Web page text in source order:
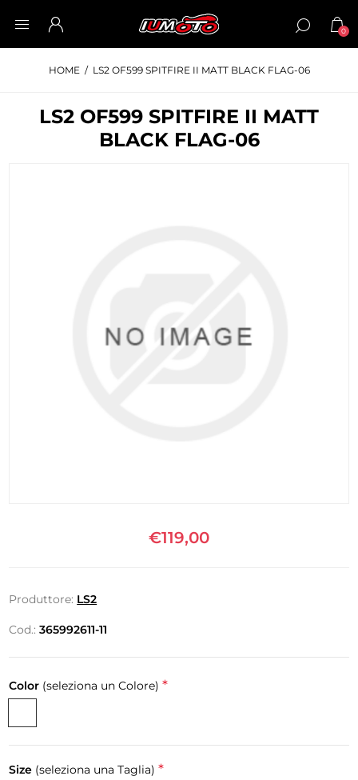
0
HOME / LS2 OF599 SPITFIRE II MATT BLACK FLAG-06
LS2 OF599 SPITFIRE II MATT
BLACK FLAG-06
€119,00
Produttore: LS2
Cod.: 365992611-11
Color (seleziona un Colore) *
Size (seleziona una Taglia) *